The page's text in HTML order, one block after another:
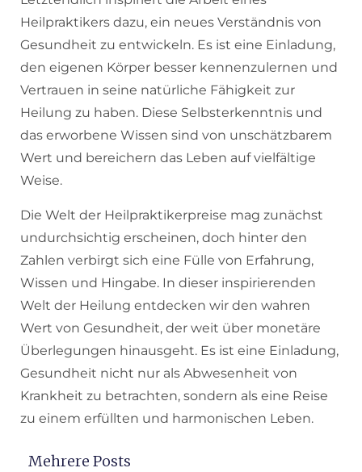
Heilpraktikers dazu, ein neues Verständnis von
Gesundheit zu entwickeln. Es ist eine Einladung,
den eigenen Körper besser kennenzulernen und
Vertrauen in seine natürliche Fähigkeit zur
Heilung zu haben. Diese Selbsterkenntnis und
das erworbene Wissen sind von unschätzbarem
Wert und bereichern das Leben auf vielfältige
Weise.
Die Welt der Heilpraktikerpreise mag zunächst
undurchsichtig erscheinen, doch hinter den
Zahlen verbirgt sich eine Fülle von Erfahrung,
Wissen und Hingabe. In dieser inspirierenden
Welt der Heilung entdecken wir den wahren
Wert von Gesundheit, der weit über monetäre
Überlegungen hinausgeht. Es ist eine Einladung,
Gesundheit nicht nur als Abwesenheit von
Krankheit zu betrachten, sondern als eine Reise
zu einem erfüllten und harmonischen Leben.
Mehrere Posts